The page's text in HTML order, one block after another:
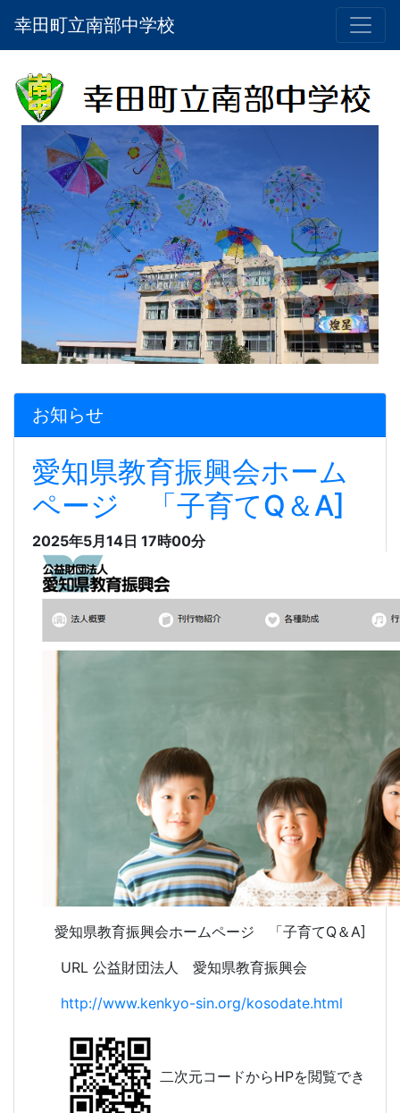
幸田町立南部中学校
お知らせ
愛知県教育振興会ホーム
ページ 「子育てQ＆A]
2025年5月14日 17時00分
愛知県教育振興会ホームページ 「子育てQ＆A]
URL 公益財団法人 愛知県教育振興会
http://www.kenkyo-sin.org/kosodate.html
二次元コードからHPを閲覧でき